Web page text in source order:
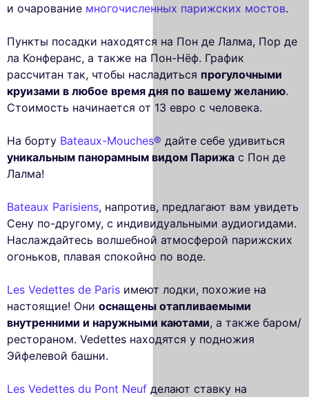
и очарование многочисленных парижских мостов.
Пункты посадки находятся на Пон де Лалма, Пор де
ла Конферанс, а также на Пон-Нёф. График
рассчитан так, чтобы насладиться прогулочными
круизами в любое время дня по вашему желанию.
Стоимость начинается от 13 евро с человека.
На борту Bateaux-Mouches® дайте себе удивиться
уникальным панорамным видом Парижа с Пон де
Лалма!
Bateaux Parisiens, напротив, предлагают вам увидеть
Сену по-другому, с индивидуальными аудиогидами.
Наслаждайтесь волшебной атмосферой парижских
огоньков, плавая спокойно по воде.
Les Vedettes de Paris имеют лодки, похожие на
настоящие! Они оснащены отапливаемыми
внутренними и наружными каютами, а также баром/
рестораном. Vedettes находятся у подножия
Эйфелевой башни.
Les Vedettes du Pont Neuf делают ставку на